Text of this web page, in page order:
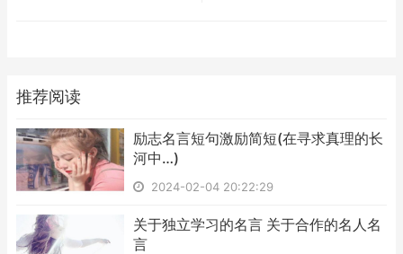
推荐阅读
​励志名言短句激励简短(在寻求真理的长
河中…)
2024-02-04 20:22:29
​关于独立学习的名言 关于合作的名人名
言